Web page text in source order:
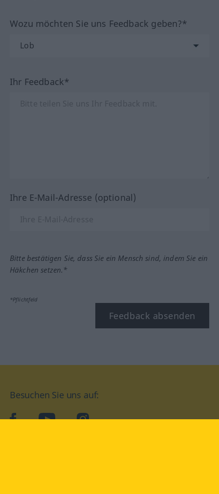
Wozu möchten Sie uns Feedback geben?*
Ihr Feedback*
Ihre E-Mail-Adresse (optional)
Bitte bestätigen Sie, dass Sie ein Mensch sind, indem Sie ein
Häkchen setzen.*
*Pflichtfeld
Feedback absenden
Besuchen Sie uns auf:
facebookYouTube Instagram